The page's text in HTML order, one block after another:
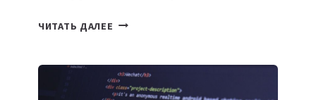
ЧИТАТЬ ДАЛЕЕ ТАСК-
ПОЛЕЗНЫХ
ИНСТРУМЕНТОВ